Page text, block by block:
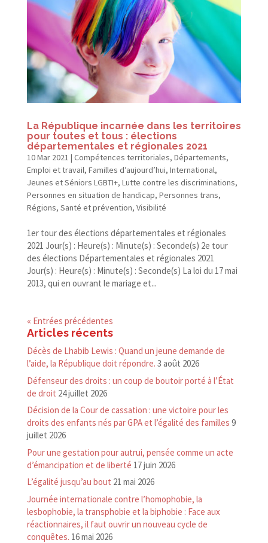
La République incarnée dans les territoires
pour toutes et tous : élections
départementales et régionales 2021
10 Mar 2021 | Compétences territoriales, Départements,
Emploi et travail, Familles d’aujourd’hui, International,
Jeunes et Séniors LGBTI+, Lutte contre les discriminations,
Personnes en situation de handicap, Personnes trans,
Régions, Santé et prévention, Visibilité
1er tour des élections départementales et régionales
2021 Jour(s) : Heure(s) : Minute(s) : Seconde(s) 2e tour
des élections Départementales et régionales 2021
Jour(s) : Heure(s) : Minute(s) : Seconde(s) La loi du 17 mai
2013, qui en ouvrant le mariage et...
« Entrées précédentes
Articles récents
Décès de Lhabib Lewis : Quand un jeune demande de
l’aide, la République doit répondre. 3 août 2026
Défenseur des droits : un coup de boutoir porté à l’État
de droit 24 juillet 2026
Décision de la Cour de cassation : une victoire pour les
droits des enfants nés par GPA et l’égalité des familles 9
juillet 2026
Pour une gestation pour autrui, pensée comme un acte
d’émancipation et de liberté 17 juin 2026
L’égalité jusqu’au bout 21 mai 2026
Journée internationale contre l’homophobie, la
lesbophobie, la transphobie et la biphobie : Face aux
réactionnaires, il faut ouvrir un nouveau cycle de
conquêtes. 16 mai 2026